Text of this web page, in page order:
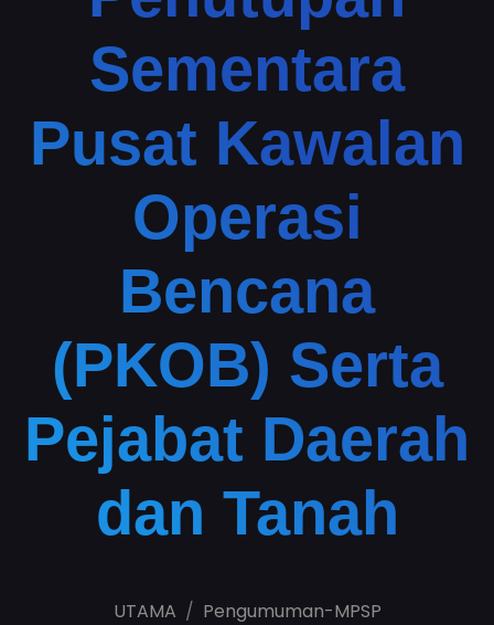
Sementara
Pusat Kawalan
Operasi
Bencana
(PKOB) Serta
Pejabat Daerah
dan Tanah
UTAMA
Pengumuman-MPSP